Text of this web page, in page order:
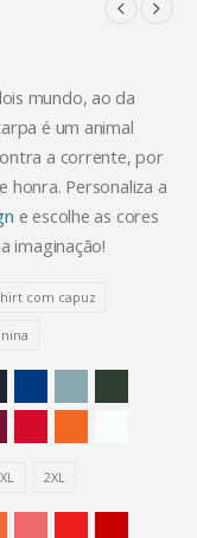
mundo, ao da
é um animal
a corrente, por
honra. Personaliza a
e escolhe as cores
imaginação!
com capuz
XL 2XL